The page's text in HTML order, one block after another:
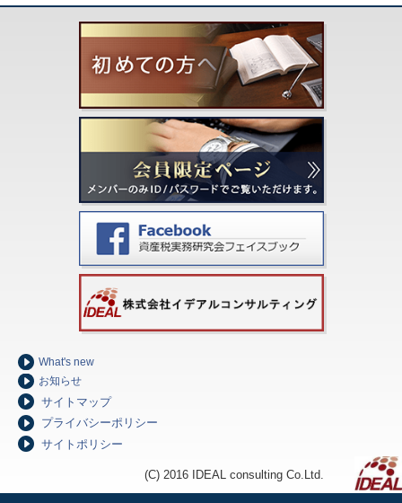
What's new
お知らせ
サイトマップ
プライバシーポリシー
サイトポリシー
(C) 2016 IDEAL consulting Co.Ltd.